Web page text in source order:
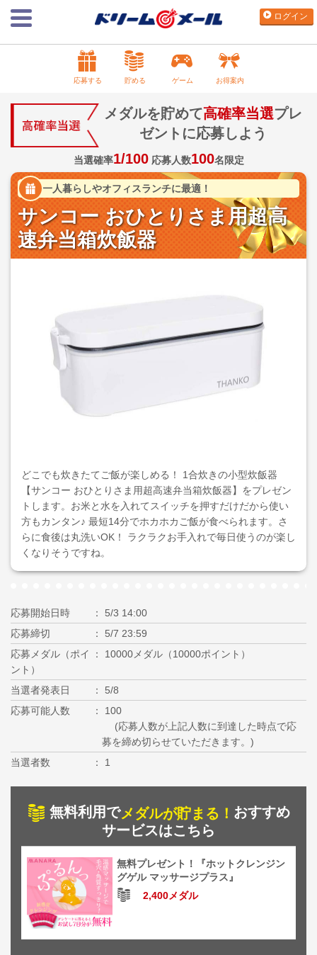
ログイン
応募する 貯める ゲーム お得案内
メダルを貯めて高確率当選プレ
ゼントに応募しよう
当選確率1/100応募人数100名限定
一人暮らしやオフィスランチに最適！
サンコー おひとりさま用超高
速弁当箱炊飯器
どこでも炊きたてご飯が楽しめる！ 1合炊きの小型炊飯器
【サンコー おひとりさま用超高速弁当箱炊飯器】をプレゼン
トします。お米と水を入れてスイッチを押すだけだから使い
方もカンタン♪ 最短14分でホカホカご飯が食べられます。さ
らに食後は丸洗いOK！ ラクラクお手入れで毎日使うのが楽し
くなりそうですね。
応募開始日時
5/3 14:00
応募締切
5/7 23:59
応募メダル（ポイ
ント）
10000メダル（10000ポイント）
当選者発表日
5/8
応募可能人数
100
(応募人数が上記人数に到達した時点で応
募を締め切らせていただきます。)
当選者数
1
無料利用でメダルが貯まる！ おすすめ
サービスはこちら
無料プレゼント！『ホットクレンジン
グゲル マッサージプラス』
2,400メダル